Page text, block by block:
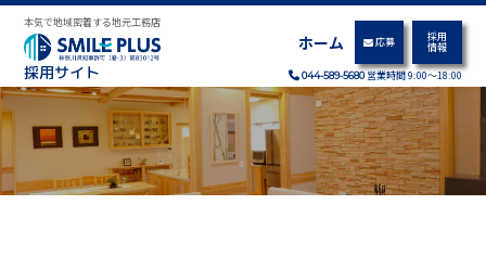
本気で地域密着する地元工務店
採用サイト
ホーム 応募 採用
情報
044-589-5680営業時間 9:00～18:00